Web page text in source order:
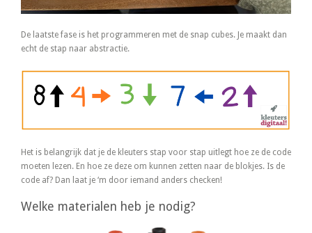
De laatste fase is het programmeren met de snap cubes. Je maakt dan
echt de stap naar abstractie.
Het is belangrijk dat je de kleuters stap voor stap uitlegt hoe ze de code
moeten lezen. En hoe ze deze om kunnen zetten naar de blokjes. Is de
code af? Dan laat je ‘m door iemand anders checken!
Welke materialen heb je nodig?